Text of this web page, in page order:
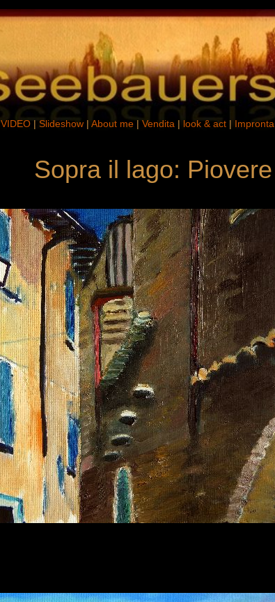
VIDEO| Slideshow| About me| Vendita| look & act | Impronta
Sopra il lago: Piovere